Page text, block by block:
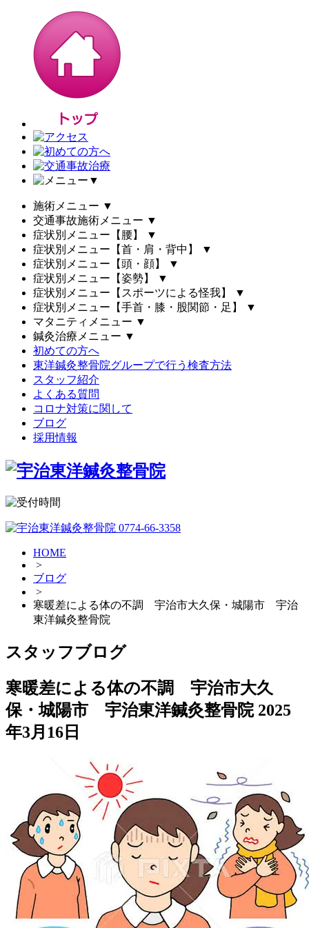
▼
施術メニュー ▼
交通事故施術メニュー ▼
症状別メニュー【腰】
▼
症状別メニュー【首・肩・背中】
▼
症状別メニュー【頭・顔】
▼
症状別メニュー【姿勢】
▼
症状別メニュー【スポーツによる怪我】
▼
症状別メニュー【手首・膝・股関節・足】
▼
マタニティメニュー ▼
鍼灸治療メニュー ▼
初めての方へ
東洋鍼灸整骨院グループで行う検査方法
スタッフ紹介
よくある質問
コロナ対策に関して
ブログ
採用情報
HOME
>
ブログ
>
寒暖差による体の不調 宇治市大久保・城陽市 宇治
東洋鍼灸整骨院
スタッフブログ
寒暖差による体の不調 宇治市大久
保・城陽市 宇治東洋鍼灸整骨院 2025
年3月16日